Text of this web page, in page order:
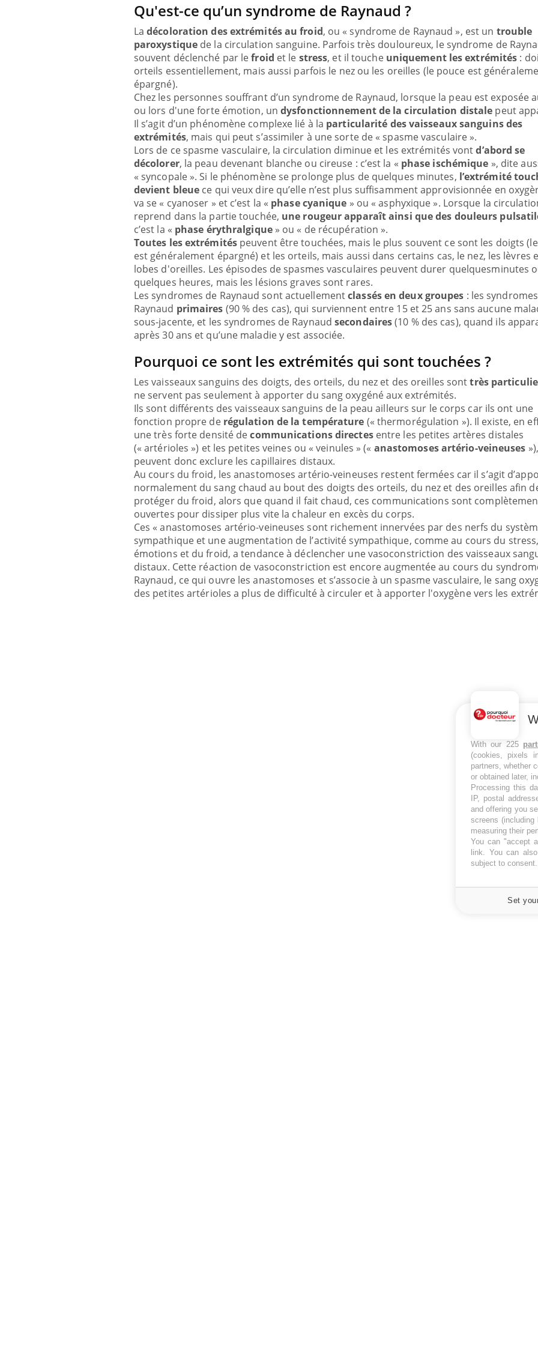
Qu'est-ce qu’un syndrome de Raynaud ?
Ladécoloration des extrémités au froid, ou « syndrome de Raynaud », est un trouble
paroxystique de la circulation sanguine. Parfois très douloureux, le syndrome de
souvent déclenché par lefroid et le stress, et il touche uniquement les extrémités :
orteils essentiellement, mais aussi parfois le nez ou les oreilles (le pouce est
épargné).
Chez les personnes souffrant d’un syndrome de Raynaud, lorsque la peau est exposée
ou lors d'une forte émotion, undysfonctionnement de la circulation distale peut
Il s’agit d’un phénomène complexe lié à la particularité des vaisseaux sanguins des
extrémités, mais qui peut s’assimiler à une sorte de « spasme vasculaire ».
Lors de ce spasme vasculaire, la circulation diminue et les extrémités vontd’abord se
décolorer, la peau devenant blanche ou cireuse : c’est la « phase ischémique », dite
« syncopale ». Si le phénomène se prolonge plus de quelques minutes, l’extrémité
devient bleue ce qui veux dire qu’elle n’est plus suffisamment approvisionnée en
va se « cyanoser » et c’est la « phase cyanique » ou « asphyxique ». Lorsque la
reprend dans la partie touchée, une rougeur apparaît ainsi que des douleurs
c’est la « phase érythralgique » ou « de récupération ».
Toutes les extrémitéspeuvent être touchées, mais le plus souvent ce sont les doigts
est généralement épargné) et les orteils, mais aussi dans certains cas, le nez, les lèvres
lobes d'oreilles. Les épisodes de spasmes vasculaires peuvent durer quelquesminutes
quelques heures, mais les lésions graves sont rares.
Les syndromes de Raynaud sont actuellementclassés en deux groupes : les
Raynaud primaires (90 % des cas), qui surviennent entre 15 et 25 ans sans aucune
sous-jacente, et les syndromes de Raynaudsecondaires(10 % des cas), quand ils
après 30 ans et qu’une maladie y est associée.
Pourquoi ce sont les extrémités qui sont touchées ?
Les vaisseaux sanguins des doigts, des orteils, du nez et des oreilles sonttrès
ne servent pas seulement à apporter du sang oxygéné aux extrémités.
Ils sont différents des vaisseaux sanguins de la peau ailleurs sur le corps car ils ont une
fonction propre de régulation de la température (« thermorégulation »). Il existe, en
une très forte densité decommunications directesentre les petites artères distales
(« artérioles ») et les petites veines ou « veinules » (« anastomoses artério-veineuses
peuvent donc exclure les capillaires distaux.
Au cours du froid, les anastomoses artério-veineuses restent fermées car il s’agit
normalement du sang chaud au bout des doigts des orteils, du nez et des oreilles afin
protéger du froid, alors que quand il fait chaud, ces communications sont
ouvertes pour dissiper plus vite la chaleur en excès du corps.
Ces « anastomoses artério-veineuses sont richement innervées par des nerfs du
sympathique et une augmentation de l’activité sympathique, comme au cours du
émotions et du froid, a tendance à déclencher une vasoconstriction des vaisseaux
distaux. Cette réaction de vasoconstriction est encore augmentée au cours du
Raynaud, ce qui ouvre les anastomoses et s’associe à un spasme vasculaire, le sang
des petites artérioles a plus de difficulté à circuler et à apporter l'oxygène vers les
Insuline & Charge mentale : et si on
Youtube
En 2026, l'insuline dans le diabète de type 2
reste entourée d'idées reçues chez les
patients comme parfois chez les soignants.
Youtube
Eczéma Chronique des Mains : se
préparer pour l’été !Youtube
L'été arrive… et avec lui, un tout nouveau
rythme de vie ! Vacances, plage, piscine, soleil,
activités en plein air… Nos mains sont ...
Youtube
Diabète & Ramadan
Le Ramadan approche, et,
nombreuses personnes
...
With our 225
(cookies, pixels
partners, whether
or obtained later,
Processing this
IP, postal
and offering you
screens
measuring their
You can "accept
link. You can
subject to
Set